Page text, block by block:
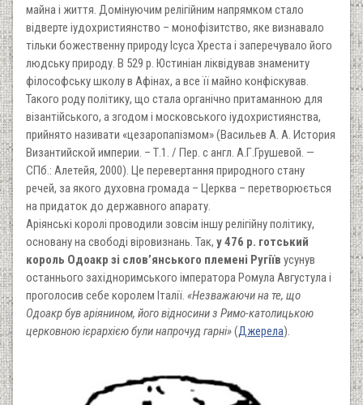
майна і життя. Домінуючим релігійним напрямком стало
відверте іудохристиянство – монофізитство, яке визнавало
тільки божественну природу Ісуса Хреста і заперечувало його
людську природу. В 529 р. Юстиніан ліквідував знамениту
філософську школу в Афінах, а все її майно конфіскував.
Такого роду політику, що стала органічно притаманною для
візантійського, а згодом і московського іудохристиянства,
прийнято називати «цезаропапізмом» (Васильев А. А. История
Византийской империи. – Т.1. / Пер. с англ. А.Г.Грушевой. —
СПб.: Алетейя, 2000). Це перевертання природного стану
речей, за якого духовна громада – Церква – перетворюється
на придаток до державного апарату.
Аріянські королі проводили зовсім іншу релігійну політику,
основану на свободі віровизнань. Так, у 476 р. готський
король Одоакр зі слов’янського племені Ругіїв усунув
останнього західноримського імператора Ромула Августула і
проголосив себе королем Італії. «Незважаючи на те, що
Одоакр був аріянином, його відносини з Римо-католицькою
церковною ієрархією були напрочуд гарні»(Джерела).